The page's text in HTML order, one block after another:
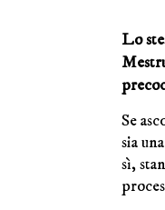
Lo
Se
sia
sì,